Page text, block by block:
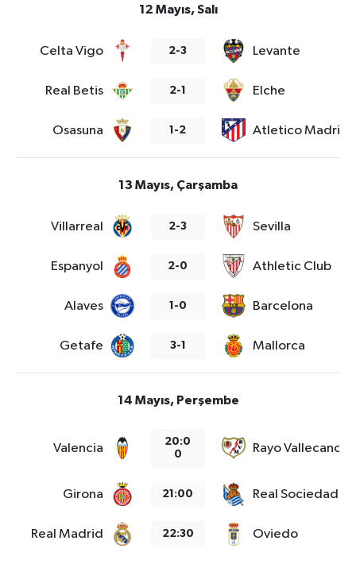
12 Mayıs, Salı
Celta Vigo 2-3 Levante
Real Betis 2-1 Elche
Osasuna 1-2 Atletico Madrid
13 Mayıs, Çarşamba
Villarreal 2-3 Sevilla
Espanyol 2-0 Athletic Club
Alaves 1-0 Barcelona
Getafe 3-1 Mallorca
14 Mayıs, Perşembe
Valencia
20:0
0
Rayo Vallecano
Girona 21:00 Real Sociedad
Real Madrid 22:30 Oviedo